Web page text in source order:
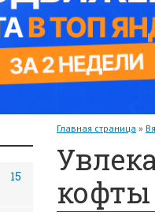
Главная страница »
15